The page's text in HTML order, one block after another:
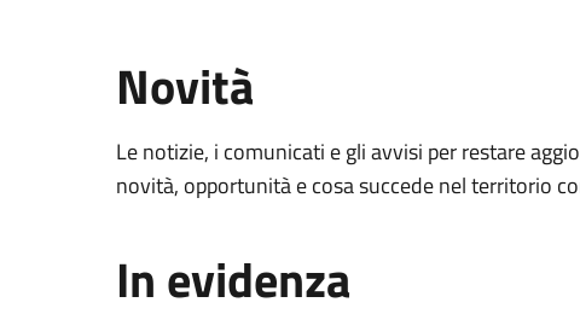
Novità
Le notizie, i comunicati e gli avvisi per restare
novità, opportunità e cosa succede nel territorio
In evidenza